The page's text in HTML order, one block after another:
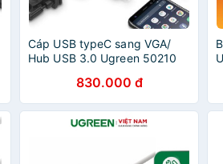
Cáp USB typeC sang VGA/
Hub USB 3.0 Ugreen 50210
830.000 đ